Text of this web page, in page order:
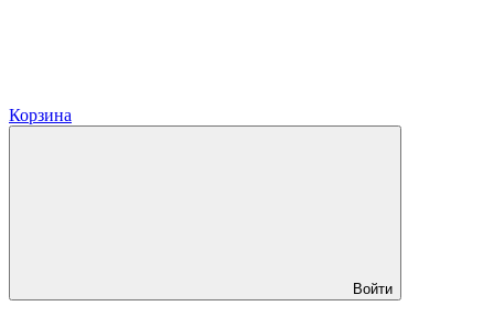
Корзина
Войти